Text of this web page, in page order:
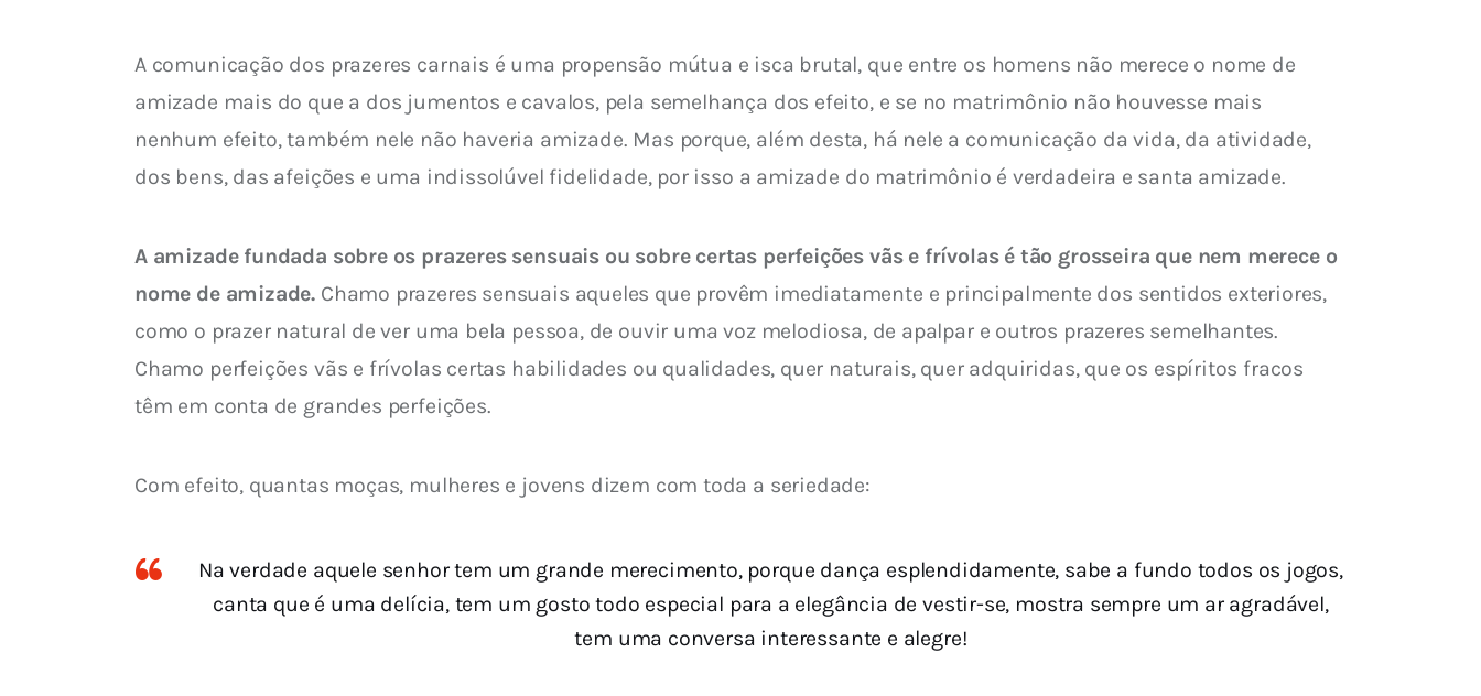
A comunicação dos prazeres carnais é uma propensão mútua e isca brutal, que entre os homens não merece o nome de
amizade mais do que a dos jumentos e cavalos, pela semelhança dos efeito, e se no matrimônio não houvesse mais
nenhum efeito, também nele não haveria amizade. Mas porque, além desta, há nele a comunicação da vida, da atividade,
dos bens, das afeições e uma indissolúvel fidelidade, por isso a amizade do matrimônio é verdadeira e santa amizade.
A amizade fundada sobre os prazeres sensuais ou sobre certas perfeições vãs e frívolas é tão grosseira que nem merece o
nome de amizade. Chamo prazeres sensuais aqueles que provêm imediatamente e principalmente dos sentidos exteriores,
como o prazer natural de ver uma bela pessoa, de ouvir uma voz melodiosa, de apalpar e outros prazeres semelhantes.
Chamo perfeições vãs e frívolas certas habilidades ou qualidades, quer naturais, quer adquiridas, que os espíritos fracos
têm em conta de grandes perfeições.
Com efeito, quantas moças, mulheres e jovens dizem com toda a seriedade:
Na verdade aquele senhor tem um grande merecimento, porque dança esplendidamente, sabe a fundo todos os jogos,
canta que é uma delícia, tem um gosto todo especial para a elegância de vestir-se, mostra sempre um ar agradável,
tem uma conversa interessante e alegre!